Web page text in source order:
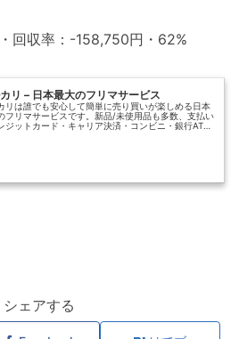
回収率：-158,750円・62%
リ – 日本最大のフリマサービス
リは誰でも安心して簡単に売り買いが楽しめる日本
フリマサービスです。新品/未使用品も多数、支払い
ジットカード・キャリア決済・コンビニ・銀行ATM
シェアする